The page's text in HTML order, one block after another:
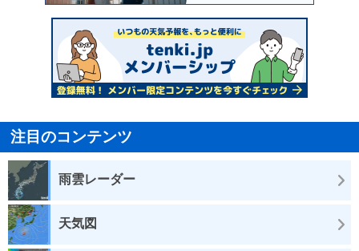
注目のコンテンツ
雨雲レーダー
天気図